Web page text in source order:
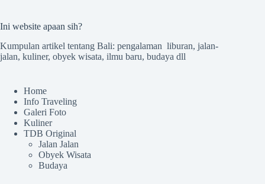
Ini website apaan sih?
Kumpulan artikel tentang Bali: pengalaman liburan, jalan-
jalan, kuliner, obyek wisata, ilmu baru, budaya dll
Home
Info Traveling
Galeri Foto
Kuliner
TDB Original
Jalan Jalan
Obyek Wisata
Budaya